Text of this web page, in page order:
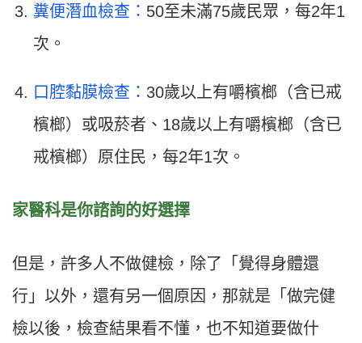
糞便潛血檢查： 50至未滿75歲民眾，每2年1
次。
口腔黏膜檢查： 30歲以上有嚼檳榔（含已戒
檳榔）或吸菸者、18歲以上有嚼檳榔（含已
戒檳榔）原住民，每2年1次。
家醫科是你諮詢的好選擇
但是，許多人不做健檢，除了「覺得身體還
行」以外，還有另一個原因，那就是「做完健
檢以後，檢查結果看不懂，也不知道要做什